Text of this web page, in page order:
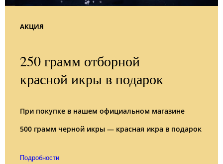
АКЦИЯ
250 грамм отборной
красной икры в подарок
При покупке в нашем официальном магазине
500 грамм черной икры — красная икра в подарок
Подробности